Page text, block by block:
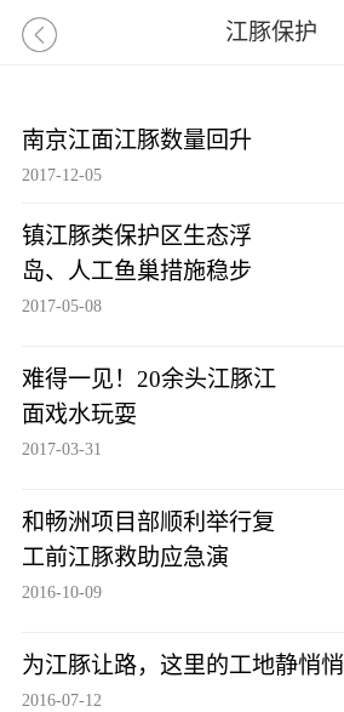
江豚保护
南京江面江豚数量回升
2017-12-05
镇江豚类保护区生态浮
岛、人工鱼巢措施稳步
2017-05-08
难得一见！20余头江豚江
面戏水玩耍
2017-03-31
和畅洲项目部顺利举行复
工前江豚救助应急演
2016-10-09
为江豚让路，这里的工地静悄悄
2016-07-12